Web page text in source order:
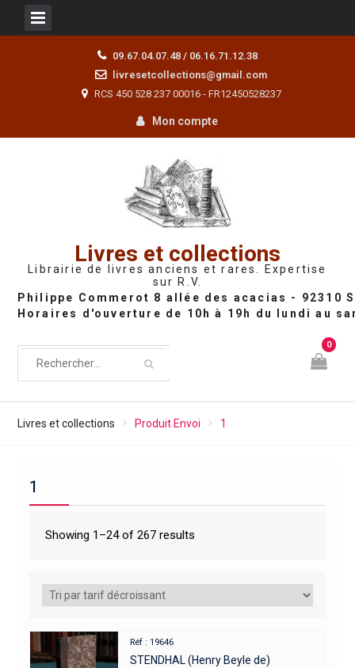
09.67.04.07.48 / 06.16.71.12.38
livresetcollections@gmail.com
RCS 450 528 237 00016 - FR12450528237
Mon compte
Livres et collections
Librairie de livres anciens et rares. Expertise
sur R.V.
0
Livres et collections Produit Envoi 1
1
Showing 1–24 of 267 results
Réf : 19646
STENDHAL (Henry Beyle de)